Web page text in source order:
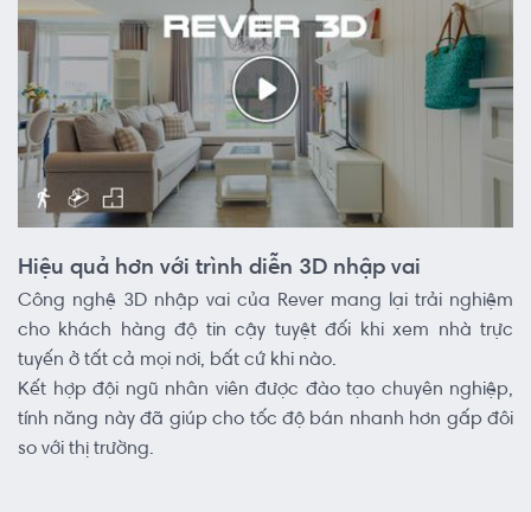
Hiệu quả hơn với trình diễn 3D nhập vai
Công nghệ 3D nhập vai của Rever mang lại trải nghiệm
cho khách hàng độ tin cậy tuyệt đối khi xem nhà trực
tuyến ở tất cả mọi nơi, bất cứ khi nào.
Kết hợp đội ngũ nhân viên được đào tạo chuyên nghiệp,
tính năng này đã giúp cho tốc độ bán nhanh hơn gấp đôi
so với thị trường.